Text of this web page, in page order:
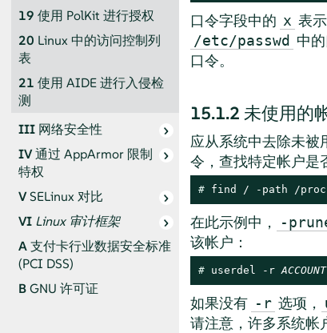
19 使用 PolKit 进行授权
20 Linux 中的访问控制列
表
21 使用 AIDE 进行入侵检
测
III 网络安全性
IV通过 AppArmor限制
特权
VSELinux 对比
VI Linux 审计框架
A支付卡行业数据安全标准
(PCI DSS)
BGNU 许可证
口令字段中的 x 表
/etc/passwd 中
口令。
15.1.2 未使用的
应从系统中去除未被
令，查找特定帐户是
# find / -path /
在此示例中， -
该帐户：
# userdel -r ACCOUNT
如果没有 -r 选项，
请注意，许多系统帐